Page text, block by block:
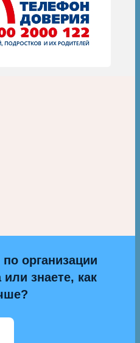
организации
знаете, как